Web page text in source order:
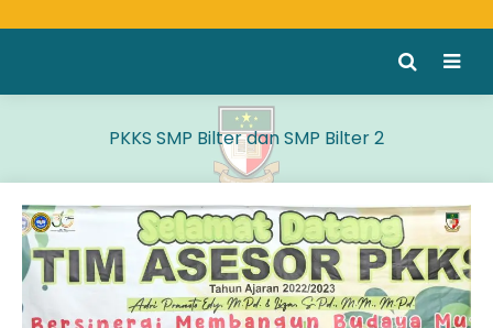
PKKS SMP Bilter dan SMP Bilter 2